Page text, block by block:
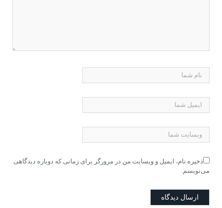
ذخیره نام، ایمیل و وبسایت من در مرورگر برای زمانی که دوباره دیدگاهی
می‌نویسم.